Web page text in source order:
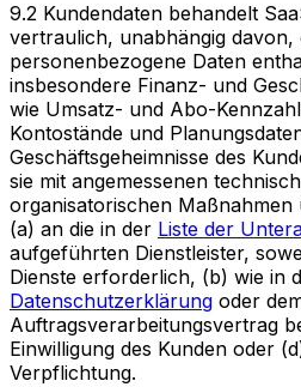
9.2 Kundendaten behandelt
vertraulich, unabhängig davon,
personenbezogene Daten
insbesondere Finanz- und
wie Umsatz- und Abo-
Kontostände und
Geschäftsgeheimnisse des
sie mit angemessenen
organisatorischen
(a) an die in der Liste der
aufgeführten Dienstleister,
Dienste erforderlich, (b) wie in
Datenschutzerklärung oder
Auftragsverarbeitungsvertrag
Einwilligung des Kunden oder
Verpflichtung.